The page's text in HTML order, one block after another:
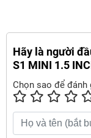
Hãy là người
S1 MINI 1.5
Chọn sao để đánh